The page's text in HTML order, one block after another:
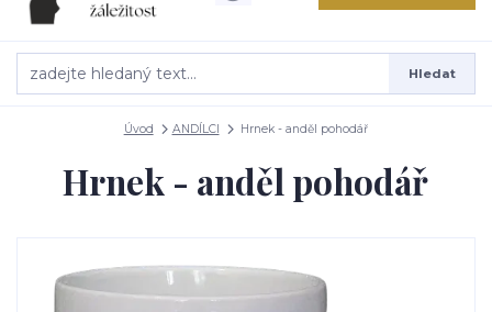
Hledat
Úvod ANDÍLCI Hrnek - anděl pohodář
Hrnek - anděl pohodář